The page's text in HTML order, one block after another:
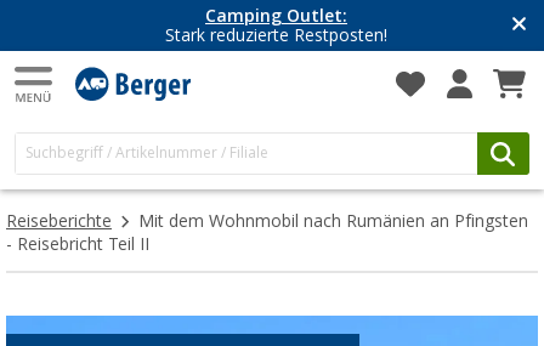
Camping Outlet:
Stark reduzierte Restposten!
Reiseberichte
Mit dem Wohnmobil nach Rumänien an Pfingsten
- Reisebricht Teil II